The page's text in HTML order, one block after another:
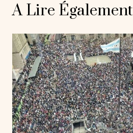
A Lire Également